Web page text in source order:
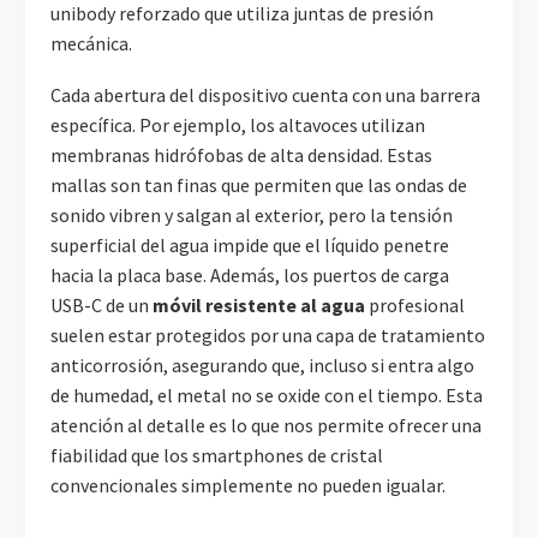
unibody reforzado que utiliza juntas de presión
mecánica.
Cada abertura del dispositivo cuenta con una barrera
específica. Por ejemplo, los altavoces utilizan
membranas hidrófobas de alta densidad. Estas
mallas son tan finas que permiten que las ondas de
sonido vibren y salgan al exterior, pero la tensión
superficial del agua impide que el líquido penetre
hacia la placa base. Además, los puertos de carga
USB-C de un móvil resistente al agua profesional
suelen estar protegidos por una capa de tratamiento
anticorrosión, asegurando que, incluso si entra algo
de humedad, el metal no se oxide con el tiempo. Esta
atención al detalle es lo que nos permite ofrecer una
fiabilidad que los smartphones de cristal
convencionales simplemente no pueden igualar.